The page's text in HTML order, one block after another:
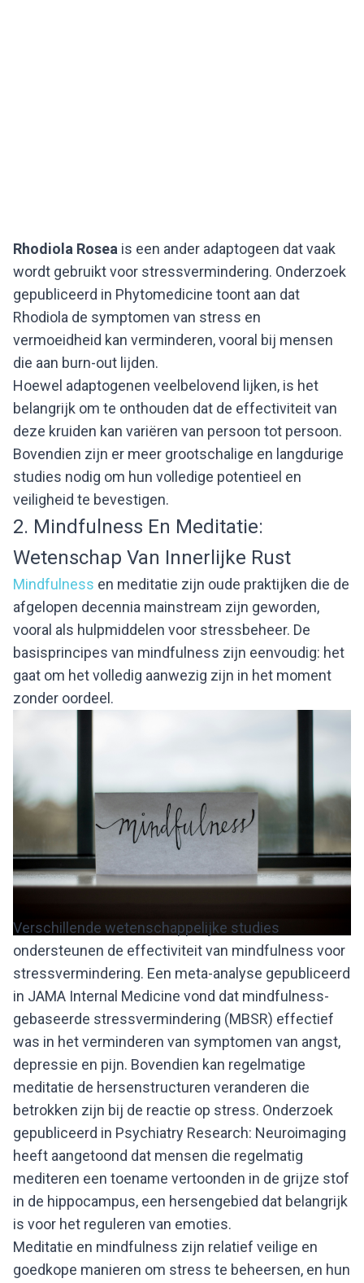
Rhodiola Rosea is een ander adaptogeen dat vaak
wordt gebruikt voor stressvermindering. Onderzoek
gepubliceerd in Phytomedicine toont aan dat
Rhodiola de symptomen van stress en
vermoeidheid kan verminderen, vooral bij mensen
die aan burn-out lijden.
Hoewel adaptogenen veelbelovend lijken, is het
belangrijk om te onthouden dat de effectiviteit van
deze kruiden kan variëren van persoon tot persoon.
Bovendien zijn er meer grootschalige en langdurige
studies nodig om hun volledige potentieel en
veiligheid te bevestigen.
2. Mindfulness En Meditatie:
Wetenschap Van Innerlijke Rust
Mindfulness en meditatie zijn oude praktijken die de
afgelopen decennia mainstream zijn geworden,
vooral als hulpmiddelen voor stressbeheer. De
basisprincipes van mindfulness zijn eenvoudig: het
gaat om het volledig aanwezig zijn in het moment
zonder oordeel.
Verschillende wetenschappelijke studies
ondersteunen de effectiviteit van mindfulness voor
stressvermindering. Een meta-analyse gepubliceerd
in JAMA Internal Medicine vond dat mindfulness-
gebaseerde stressvermindering (MBSR) effectief
was in het verminderen van symptomen van angst,
depressie en pijn. Bovendien kan regelmatige
meditatie de hersenstructuren veranderen die
betrokken zijn bij de reactie op stress. Onderzoek
gepubliceerd in Psychiatry Research: Neuroimaging
heeft aangetoond dat mensen die regelmatig
mediteren een toename vertoonden in de grijze stof
in de hippocampus, een hersengebied dat belangrijk
is voor het reguleren van emoties.
Meditatie en mindfulness zijn relatief veilige en
goedkope manieren om stress te beheersen, en hun